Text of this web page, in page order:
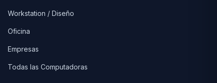
Workstation / Diseño
Oficina
Empresas
Todas las Computadoras